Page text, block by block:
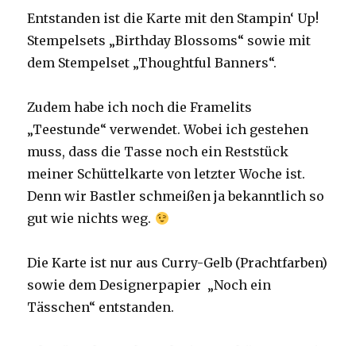
Entstanden ist die Karte mit den Stampin‘ Up!
Stempelsets „Birthday Blossoms“ sowie mit
dem Stempelset „Thoughtful Banners“.
Zudem habe ich noch die Framelits
„Teestunde“ verwendet. Wobei ich gestehen
muss, dass die Tasse noch ein Reststück
meiner Schüttelkarte von letzter Woche ist.
Denn wir Bastler schmeißen ja bekanntlich so
gut wie nichts weg.
Die Karte ist nur aus Curry-Gelb (Prachtfarben)
sowie dem Designerpapier „Noch ein
Tässchen“ entstanden.